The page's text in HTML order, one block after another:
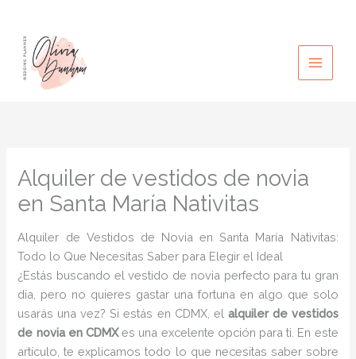
contenido
Alquiler de vestidos de novia
en Santa María Nativitas
Alquiler de Vestidos de Novia en Santa María Nativitas:
Todo lo Que Necesitas Saber para Elegir el Ideal
¿Estás buscando el vestido de novia perfecto para tu gran
día, pero no quieres gastar una fortuna en algo que solo
usarás una vez? Si estás en CDMX, el alquiler de vestidos
de novia en CDMXes una excelente opción para ti. En este
artículo, te explicamos todo lo que necesitas saber sobre